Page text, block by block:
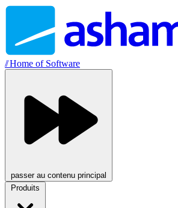
//Home of Software
passer au contenu principal
Produits